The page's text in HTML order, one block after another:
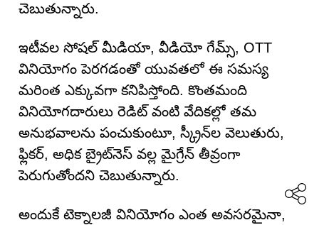
చెబుతున్నారు.
ఇటీవల సోషల్ మీడియా, వీడియో గేమ్స్‌, OTT
వినియోగం పెరగడంతో యువతలో ఈ సమస్య
మరింత ఎక్కువగా కనిపిస్తోంది. కొంతమంది
వినియోగదారులు రెడిట్ వంటి వేదికల్లో తమ
అనుభవాలను పంచుకుంటూ, స్క్రీన్‌ల వెలుతురు,
ఫ్లికర్‌, అధిక బ్రైట్‌నెస్ వల్ల మైగ్రేన్ తీవ్రంగా
పెరుగుతోందని చెబుతున్నారు.
అందుకే టెక్నాలజీ వినియోగం ఎంత అవసరమైనా,